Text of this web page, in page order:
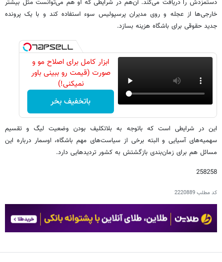
دستمزدش را دریافت می‌کند. آن‌هم در شرایطی که او هم می‌توانست مثل بیشتر
خارجی‌ها از عجله و روی مدیران پرسپولیس سوء استفاده کند و با یک پرونده
جدید حقوقی برای باشگاه هزینه بسازد.
ابزار کامل برای اصلاح مو و
صورت (قیمت رو ببینی باور
نمیکنی!)
باتخفیف بخر
این در شرایطی است که باتوجه به بلاتکلیف بودن وضعیت لیگ و تقسیم
سهمیه‌های آسیایی و البته برخی از سیاست‌های مهم باشگاه، اوسمار درباره این
مسائل هم برای زمان‌بندی بازگشتش به کشور تردیدهایی دارد.
258258
کد مطلب2220889